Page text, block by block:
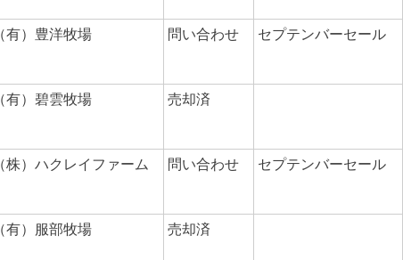
（有）豊洋牧場 問い合わせ セプテンバーセール
（有）碧雲牧場 売却済
（株）ハクレイファーム 問い合わせ セプテンバーセール
（有）服部牧場 売却済